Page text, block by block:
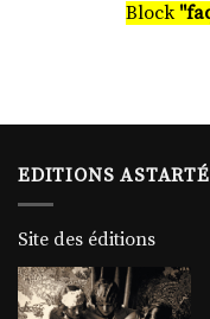
Block
EDITIONS ASTARTÉ
Site des éditions